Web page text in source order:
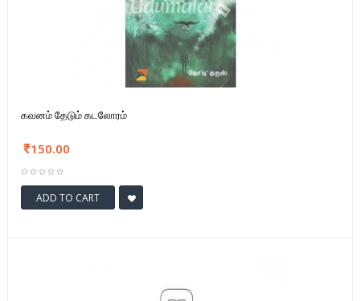
கவனம் தேடும் கடலோரம்
150.00
ADD TO CART